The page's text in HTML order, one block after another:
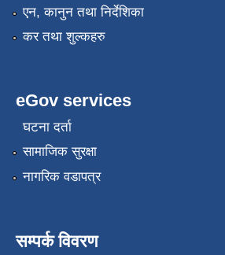
एन, कानुन तथा निर्देशिका
कर तथा शुल्कहरु
eGov services
घटना दर्ता
सामाजिक सुरक्षा
नागरिक वडापत्र
सम्पर्क विवरण